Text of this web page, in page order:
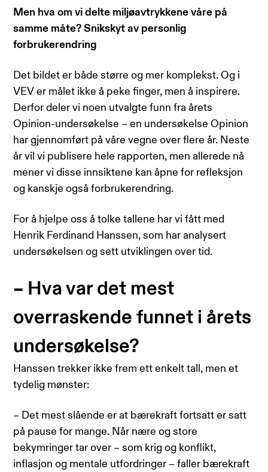
Men hva om vi delte miljøavtrykkene våre på
samme måte? Snikskyt av personlig
forbrukerendring
Det bildet er både større og mer komplekst. Og i
VEV er målet ikke å peke finger, men å inspirere.
Derfor deler vi noen utvalgte funn fra årets
Opinion-undersøkelse – en undersøkelse Opinion
har gjennomført på våre vegne over flere år. Neste
år vil vi publisere hele rapporten, men allerede nå
mener vi disse innsiktene kan åpne for refleksjon
og kanskje også forbrukerendring.
For å hjelpe oss å tolke tallene har vi fått med
Henrik Ferdinand Hanssen, som har analysert
undersøkelsen og sett utviklingen over tid.
– Hva var det mest
overraskende funnet i årets
undersøkelse?
Hanssen trekker ikke frem ett enkelt tall, men et
tydelig mønster:
– Det mest slående er at bærekraft fortsatt er satt
på pause for mange. Når nære og store
bekymringer tar over – som krig og konflikt,
inflasjon og mentale utfordringer – faller bærekraft